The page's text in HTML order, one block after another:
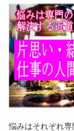
悩みはそれぞれ